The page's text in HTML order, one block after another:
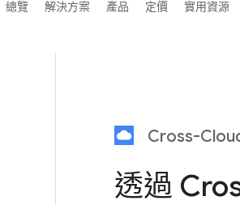
Cross-
透過
總覽 解決方案 產品 定價 實用資源